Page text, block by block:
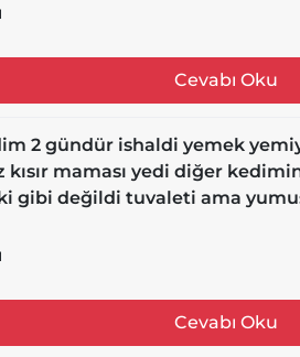
Cevabı Oku
2 gündür ishaldi yemek
kısır maması yedi diğer
gibi değildi tuvaleti ama
Cevabı Oku